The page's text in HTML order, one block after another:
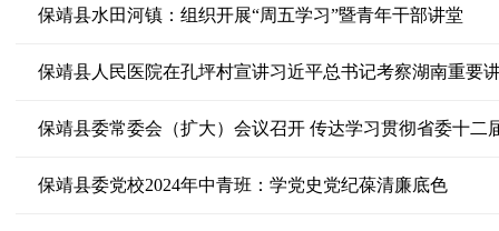
保靖县水田河镇：组织开展“周五学习”暨青年干部讲堂
保靖县人民医院在孔坪村宣讲习近平总书记考察湖南重要
保靖县委常委会（扩大）会议召开 传达学习贯彻省委十二
保靖县委党校2024年中青班：学党史党纪葆清廉底色